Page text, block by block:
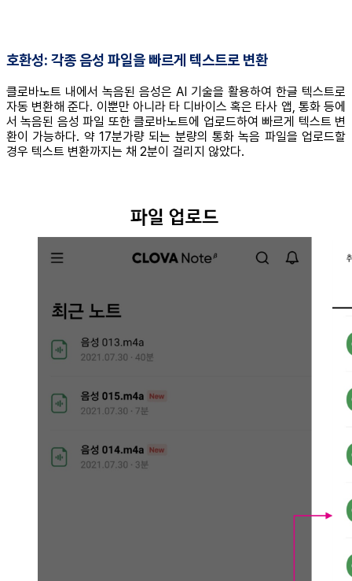
호환성: 각종 음성 파일을 빠르게 텍스트로 변환
클로바노트 내에서 녹음된 음성은 AI 기술을 활용하여 한글 텍스트로
자동 변환해 준다. 이뿐만 아니라 타 디바이스 혹은 타사 앱, 통화 등에
서 녹음된 음성 파일 또한 클로바노트에 업로드하여 빠르게 텍스트 변
환이 가능하다. 약 17분가량 되는 분량의 통화 녹음 파일을 업로드할
경우 텍스트 변환까지는 채 2분이 걸리지 않았다.